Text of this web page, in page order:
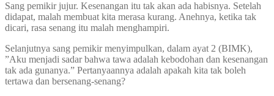
Sang pemikir jujur. Kesenangan itu tak akan ada habisnya. Setelah
didapat, malah membuat kita merasa kurang. Anehnya, ketika tak
dicari, rasa senang itu malah menghampiri.
Selanjutnya sang pemikir menyimpulkan, dalam ayat 2 (BIMK),
”Aku menjadi sadar bahwa tawa adalah kebodohan dan kesenangan
tak ada gunanya.” Pertanyaannya adalah apakah kita tak boleh
tertawa dan bersenang-senang?